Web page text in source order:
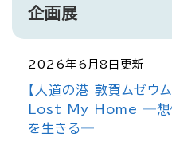
企画展
2026年6月8日更新
【人道の港 敦賀ムゼ
Lost My Home ―想
を生きる―